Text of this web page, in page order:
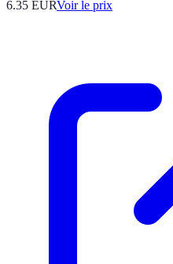
6.35 EURVoir le prix